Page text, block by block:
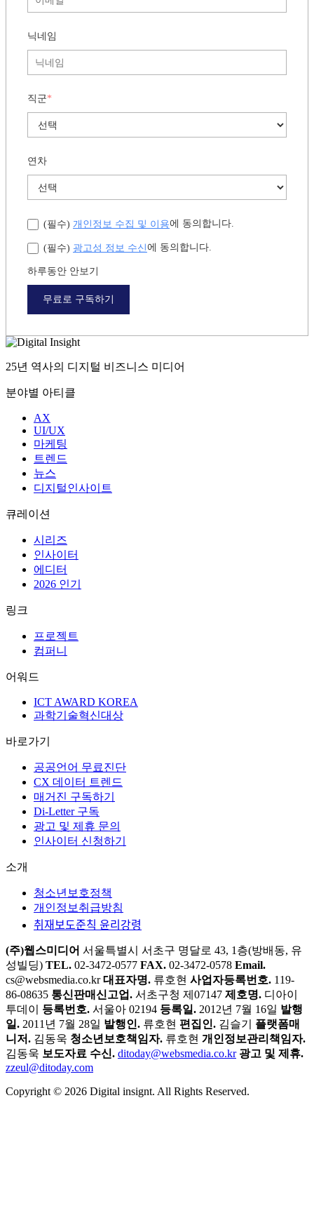
닉네임
직군*
연차
(필수) 개인정보 수집 및 이용에 동의합니다.
(필수) 광고성 정보 수신에 동의합니다.
하루동안 안보기
무료로 구독하기
25년 역사의 디지털 비즈니스 미디어
분야별 아티클
AX
UI/UX
마케팅
트렌드
뉴스
디지털인사이트
큐레이션
시리즈
인사이터
에디터
2026 인기
링크
프로젝트
컴퍼니
어워드
ICT AWARD KOREA
과학기술혁신대상
바로가기
공공언어 무료진단
CX 데이터 트렌드
매거진 구독하기
Di-Letter 구독
광고 및 제휴 문의
인사이터 신청하기
소개
청소년보호정책
개인정보취급방침
취재보도준칙 윤리강령
(주)웹스미디어 서울특별시 서초구 명달로 43, 1층(방배동, 유
성빌딩) TEL. 02-3472-0577 FAX. 02-3472-0578 Email.
cs@websmedia.co.kr 대표자명. 류호현 사업자등록번호. 119-
86-08635 통신판매신고업. 서초구청 제07147 제호명. 디아이
투데이
등록번호. 서울아 02194 등록일. 2012년 7월 16일 발행
일. 2011년 7월 28일 발행인. 류호현 편집인. 김슬기
플랫폼매
니저. 김동욱 청소년보호책임자. 류호현 개인정보관리책임자.
김동욱 보도자료 수신. ditoday@websmedia.co.kr 광고 및 제휴.
zzeul@ditoday.com
Copyright © 2026 Digital insignt. All Rights Reserved.